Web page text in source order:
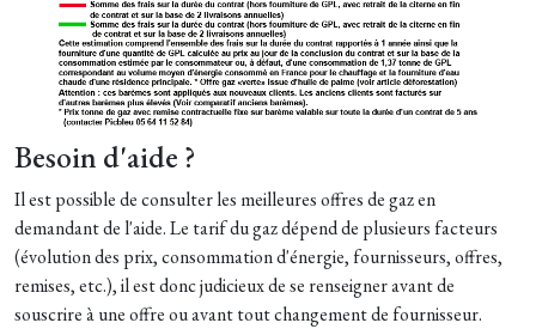
Besoin d'aide ?
Il est possible de consulter les meilleures offres de gaz en
demandant de l'aide. Le tarif du gaz dépend de plusieurs facteurs
(évolution des prix, consommation d'énergie, fournisseurs, offres,
remises, etc.), il est donc judicieux de se renseigner avant de
souscrire à une offre ou avant tout changement de fournisseur.